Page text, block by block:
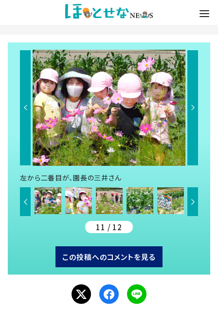
左から二番目が、園長の三井さん
11 / 12
この投稿へのコメントを見る